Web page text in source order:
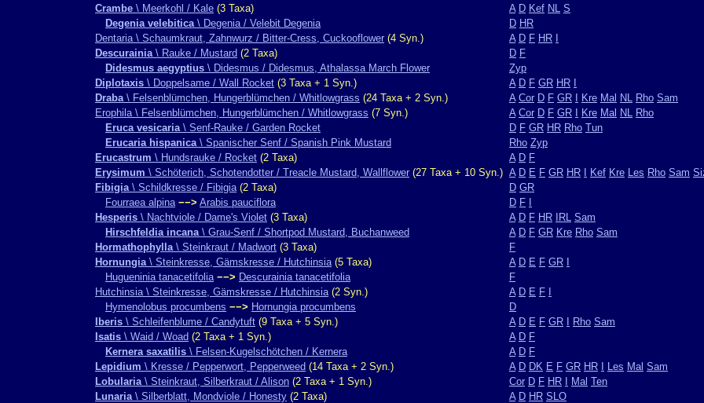
Crambe \ Meerkohl / Kale (3 Taxa) A D Kef NL S
Degenia velebitica\ Degenia / Velebit Degenia D HR
Dentaria \ Schaumkraut, Zahnwurz / Bitter-Cress, Cuckooflower (4 Syn.) A D F HR
Descurainia\ Rauke / Mustard (2 Taxa) D F
Didesmus aegyptius \ Didesmus / Didesmus, Athalassa March Flower
Zyp
Diplotaxis \ Doppelsame / Wall Rocket (3 Taxa + 1 Syn.) A D F GR HR
Draba\ Felsenblümchen, Hungerblümchen / Whitlowgrass (24 Taxa + 2 Syn.) A Cor D F GR Kre Mal NL Rho Sam
Erophila \ Felsenblümchen, Hungerblümchen / Whitlowgrass (7 Syn.) A Cor D F GR Kre Mal NL Rho
Eruca vesicaria\ Senf-Rauke / Garden Rocket D F GR HR Rho Tun
Erucaria hispanica\ Spanischer Senf / Spanish Pink Mustard Rho Zyp
Erucastrum \ Hundsrauke / Rocket (2 Taxa) A D F
Erysimum \ Schöterich, Schotendotter / Treacle Mustard, Wallflower (27 Taxa + 10 Syn.) A D E F GR HR Kef Kre Les Rho Sam
Fibigia\ Schildkresse / Fibigia(2 Taxa) D GR
Fourraea alpina −−> Arabis pauciflora D F
Hesperis \ Nachtviole / Dame's Violet (3 Taxa) A D F HR IRL Sam
Hirschfeldia incana\ Grau-Senf / Shortpod Mustard, Buchanweed A D F GR Kre Rho Sam
Hormathophylla\ Steinkraut / Madwort (3 Taxa)
F
Hornungia\ Steinkresse, Gämskresse / Hutchinsia(5 Taxa) A D E F GR
Hugueninia tanacetifolia −−> Descurainia tanacetifolia
F
Hutchinsia \ Steinkresse, Gämskresse / Hutchinsia(2 Syn.) A D E F
Hymenolobus procumbens −−> Hornungia procumbens
D
Iberis \ Schleifenblume / Candytuft (9 Taxa + 5 Syn.) A D E F GR Rho Sam
Isatis \ Waid / Woad (2 Taxa + 1 Syn.) A D F
Kernera saxatilis \ Felsen-Kugelschötchen / Kernera A D F
Lepidium \ Kresse / Pepperwort, Pepperweed (14 Taxa + 2 Syn.) A D DK E F GR HR Les Mal Sam
Lobularia\ Steinkraut, Silberkraut / Alison (2 Taxa + 1 Syn.) Cor D F HR Mal Ten
Lunaria\ Silberblatt, Mondviole / Honesty (2 Taxa) A D HR SLO